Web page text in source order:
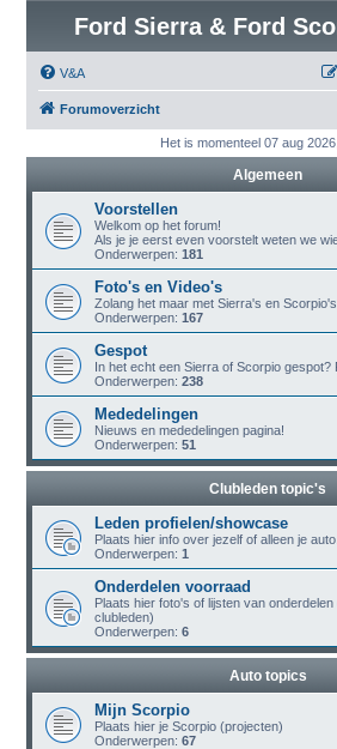
Ford Sierra & Ford
V&A
Forumoverzicht
Het is momenteel 07 aug
Algemeen
Voorstellen
Welkom op het forum!
Als je je eerst even voorstelt weten we wie
Onderwerpen: 181
Foto's en Video's
Zolang het maar met Sierra's en
Onderwerpen: 167
Gespot
In het echt een Sierra of Scorpio gespot?
Onderwerpen: 238
Mededelingen
Nieuws en mededelingen pagina!
Onderwerpen: 51
Clubleden topic's
Leden profielen/showcase
Plaats hier info over jezelf of alleen je
Onderwerpen: 1
Onderdelen voorraad
Plaats hier foto's of lijsten van
clubleden)
Onderwerpen: 6
Auto topics
Mijn Scorpio
Plaats hier je Scorpio (projecten)
Onderwerpen: 67